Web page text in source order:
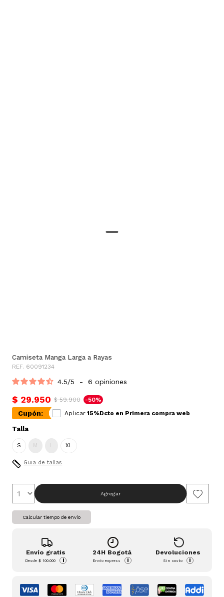
Camiseta Manga Larga a Rayas
REF. 60091234
4.5/5 - 6 opiniones
$ 29.950 $ 59.900 -50%
Cupón: Aplicar 15%Dcto en Primera compra web
Talla
S M L XL
Guia de tallas
Agregar
Calcular tiempo de envío
Envío gratis
Desde$ 100.000 i
24H Bogotá
Envío express i
Devoluciones
Sin costo i